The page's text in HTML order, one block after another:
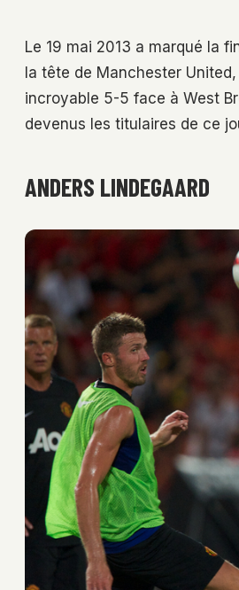
Le 19 mai 2013 a marqué la
la tête de Manchester
incroyable 5-5 face à West
devenus les titulaires de ce
ANDERS LINDEGAARD